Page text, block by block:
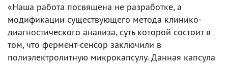
«Наша работа посвящена не разработке, а
модификации существующего метода клинико-
диагностического анализа, суть которой состоит в
том, что фермент-сенсор заключили в
полиэлектролитную микрокапсулу. Данная капсула